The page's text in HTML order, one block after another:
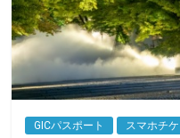
GICパスポート スマホチケ